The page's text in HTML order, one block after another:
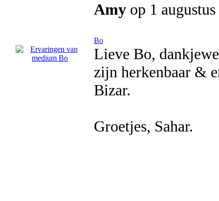
Amy op 1
Bo
Lieve Bo,
zijn herkenbaar &
Bizar.
Groetjes, Sahar.